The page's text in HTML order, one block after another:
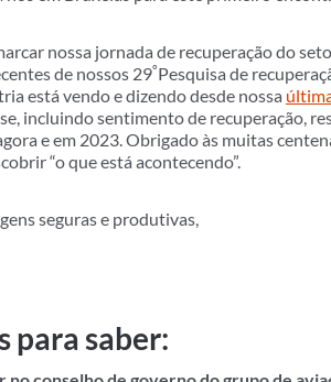
nossa jornada de recuperação do
de nossos 29ºPesquisa de
está vendo e dizendo desde nossa
incluindo sentimento de recuperação,
e em 2023. Obrigado às muitas
“o que está acontecendo”.
seguras e produtivas,
para saber: